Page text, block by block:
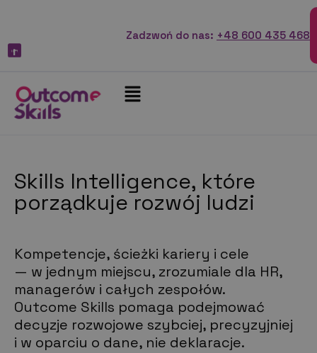
Zadzwoń do nas: +48 600 435 468
Skills Intelligence, które
porządkuje rozwój ludzi
Kompetencje, ścieżki kariery i cele
— w jednym miejscu, zrozumiale dla HR,
managerów i całych zespołów.
Outcome Skills pomaga podejmować
decyzje rozwojowe szybciej, precyzyjniej
i w oparciu o dane, nie deklaracje.